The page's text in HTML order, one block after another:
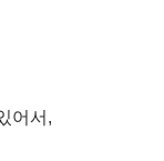
어서,